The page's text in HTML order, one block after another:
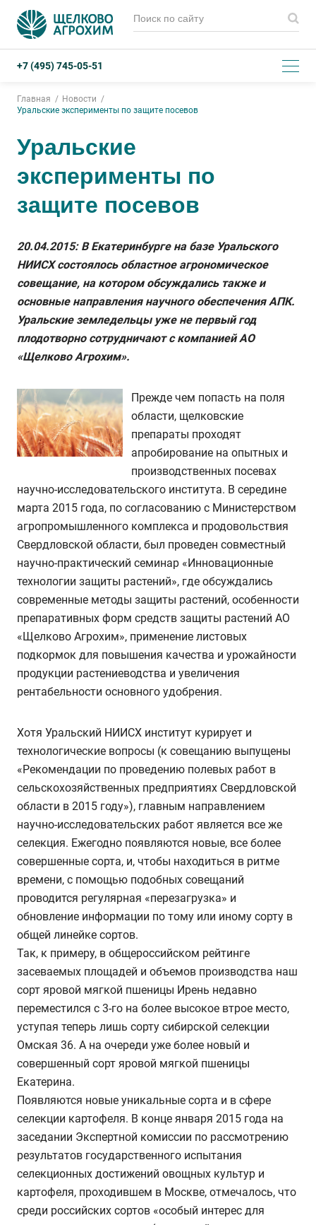
+7 (495) 745-05-51
Главная
Новости
Уральские эксперименты по защите посевов
Уральские
эксперименты по
защите посевов
20.04.2015: В Екатеринбурге на базе Уральского
НИИСХ состоялось областное агрономическое
совещание, на котором обсуждались также и
основные направления научного обеспечения АПК.
Уральские земледельцы уже не первый год
плодотворно сотрудничают с компанией АО
«Щелково Агрохим».
Прежде чем попасть на поля
области, щелковские
препараты проходят
апробирование на опытных и
производственных посевах
научно-исследовательского института. В середине
марта 2015 года, по согласованию с Министерством
агропромышленного комплекса и продовольствия
Свердловской области, был проведен совместный
научно-практический семинар «Инновационные
технологии защиты растений», где обсуждались
современные методы защиты растений, особенности
препаративных форм средств защиты растений АО
«Щелково Агрохим», применение листовых
подкормок для повышения качества и урожайности
продукции растениеводства и увеличения
рентабельности основного удобрения.
Хотя Уральский НИИСХ институт курирует и
технологические вопросы (к совещанию выпущены
«Рекомендации по проведению полевых работ в
сельскохозяйственных предприятиях Свердловской
области в 2015 году»), главным направлением
научно-исследовательских работ является все же
селекция. Ежегодно появляются новые, все более
совершенные сорта, и, чтобы находиться в ритме
времени, с помощью подобных совещаний
проводится регулярная «перезагрузка» и
обновление информации по тому или иному сорту в
общей линейке сортов.
Так, к примеру, в общероссийском рейтинге
засеваемых площадей и объемов производства наш
сорт яровой мягкой пшеницы Ирень недавно
переместился с 3-го на более высокое втрое место,
уступая теперь лишь сорту сибирской селекции
Омская 36. А на очереди уже более новый и
совершенный сорт яровой мягкой пшеницы
Екатерина.
Появляются новые уникальные сорта и в сфере
селекции картофеля. В конце января 2015 года на
заседании Экспертной комиссии по рассмотрению
результатов государственного испытания
селекционных достижений овощных культур и
картофеля, проходившем в Москве, отмечалось, что
среди российских сортов «особый интерес для